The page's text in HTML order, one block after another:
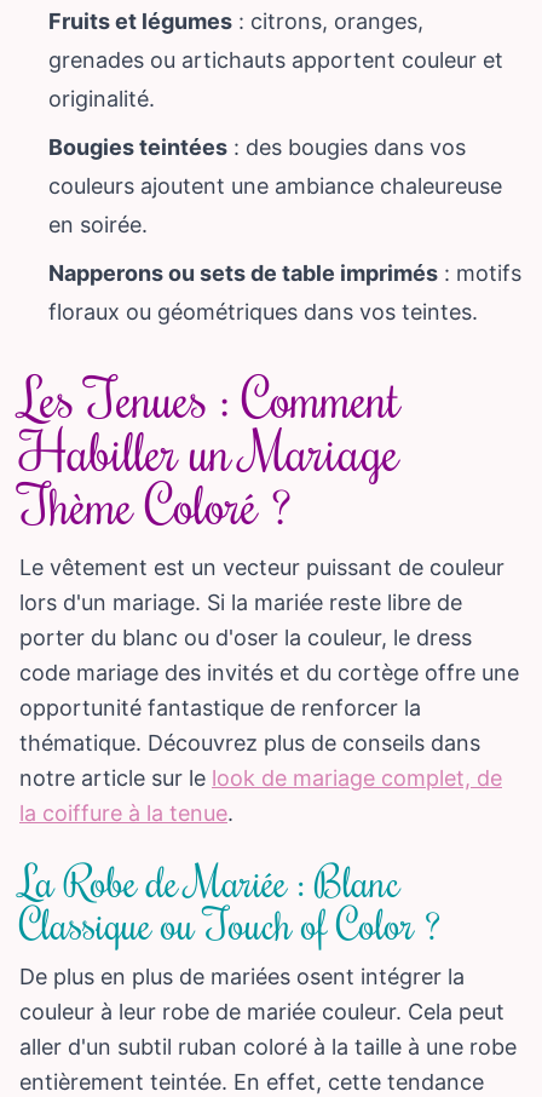
Fruits et légumes : citrons, oranges,
grenades ou artichauts apportent couleur et
originalité.
Bougies teintées : des bougies dans vos
couleurs ajoutent une ambiance chaleureuse
en soirée.
Napperons ou sets de table imprimés : motifs
floraux ou géométriques dans vos teintes.
Les Tenues : Comment
Habiller un Mariage
Thème Coloré ?
Le vêtement est un vecteur puissant de couleur
lors d'un mariage. Si la mariée reste libre de
porter du blanc ou d'oser la couleur, le dress
code mariage des invités et du cortège offre une
opportunité fantastique de renforcer la
thématique. Découvrez plus de conseils dans
notre article sur le look de mariage complet, de
la coiffure à la tenue.
La Robe de Mariée : Blanc
Classique ou Touch of Color ?
De plus en plus de mariées osent intégrer la
couleur à leur robe de mariée couleur. Cela peut
aller d'un subtil ruban coloré à la taille à une robe
entièrement teintée. En effet, cette tendance